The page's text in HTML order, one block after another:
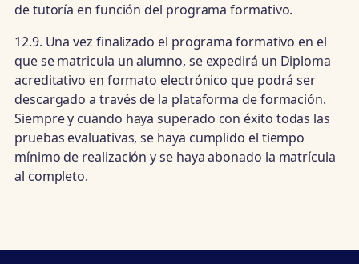
de tutoría en función del programa formativo.
12.9. Una vez finalizado el programa formativo en el
que se matricula un alumno, se expedirá un Diploma
acreditativo en formato electrónico que podrá ser
descargado a través de la plataforma de formación.
Siempre y cuando haya superado con éxito todas las
pruebas evaluativas, se haya cumplido el tiempo
mínimo de realización y se haya abonado la matrícula
al completo.